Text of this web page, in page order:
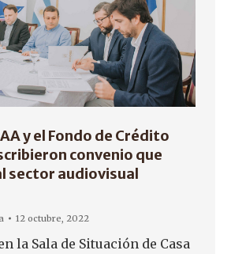
y el Fondo de Crédito
convenio que
sector audiovisual
12 octubre, 2022
la Sala de Situación de Casa